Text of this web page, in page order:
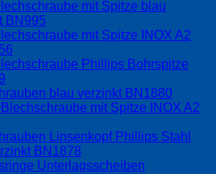
mit Spitze blau
BN995
mit Spitze INOX A2
Phillips Bohrspitze
blau verzinkt BN1880
Blechschraube mit Spitze INOX A2
Linsenkopf Phillips Stahl
BN1878
Unterlagsscheiben